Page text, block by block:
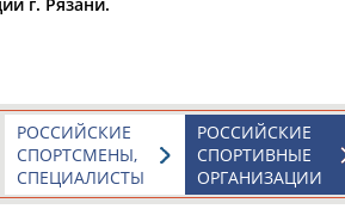
Тамилла
АБАСОВА
Рамазан
АБАЧАРАЕВ
РОССИЙСКИЕ
СПОРТИВНЫЕ
ОРГАНИЗАЦИИ
РОССИЙСКИЕ
СПОРТСМЕНЫ,
СПЕЦИАЛИСТЫ